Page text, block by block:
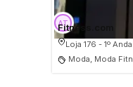
Fitness.com
Loja 176 - 1º
Moda, Moda